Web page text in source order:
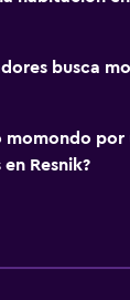
busca
momondo por
Resnik?